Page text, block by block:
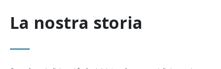
La nostra storia